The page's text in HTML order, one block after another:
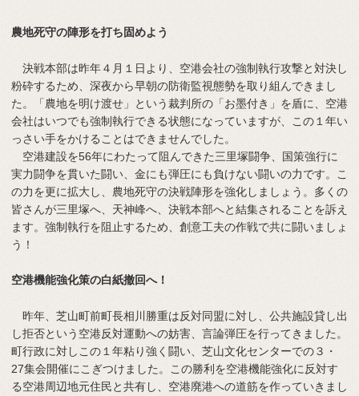
農地死守の陣形を打ち固めよう
決戦本部は昨年４月１日より、空港会社の強制執行攻撃と対決し
粉砕するため、深夜から早朝の防衛監視態勢を取り組んできまし
た。「農地を明け渡せ」という裁判所の「お墨付き」を盾に、空港
会社はいつでも強制執行できる状態になっていますが、この１年い
っさい手をかけることはできませんでした。
空港建設を56年にわたって阻んできた三里塚闘争、国策強行に
実力闘争を貫いた闘い、金にも弾圧にも負けない闘いの力です。こ
の力を更に拡大し、農地死守の決戦陣形を強化しましょう。多くの
皆さんが三里塚へ、天神峰へ、決戦本部へと結集されることを訴え
ます。強制執行を阻止するため、創意工夫の作戦で共に闘いましょ
う！
空港機能強化策の白紙撤回へ！
昨年、芝山町前町長相川勝重は反対同盟に対し、公共施設貸し出
し拒否という空港反対運動への妨害、言論弾圧を行ってきました。
町行政に対しこの１年粘り強く闘い、芝山文化センターでの３・
27集会開催にこぎつけました。この勝利を空港機能強化に反対す
る空港周辺地元住民と共有し、空港廃港への道筋を作っていきまし